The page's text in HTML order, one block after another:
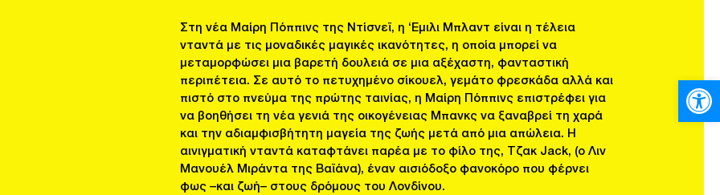
Στη νέα Μαίρη Πόππινς της Ντίσνεϊ, η ‘Εμιλι Μπλαντ είναι η τέλεια
νταντά με τις μοναδικές μαγικές ικανότητες, η οποία μπορεί να
μεταμορφώσει μια βαρετή δουλειά σε μια αξέχαστη, φανταστική
περιπέτεια. Σε αυτό το πετυχημένο σίκουελ, γεμάτο φρεσκάδα αλλά και
πιστό στο πνεύμα της πρώτης ταινίας, η Μαίρη Πόππινς επιστρέφει για
να βοηθήσει τη νέα γενιά της οικογένειας Μπανκς να ξαναβρεί τη χαρά
και την αδιαμφισβήτητη μαγεία της ζωής μετά από μια απώλεια. Η
αινιγματική νταντά καταφτάνει παρέα με το φίλο της, Τζακ Jack, (ο Λιν
Μανουέλ Μιράντα της Βαϊάνα), έναν αισιόδοξο φανοκόρο που φέρνει
φως –και ζωή– στους δρόμους του Λονδίνου.